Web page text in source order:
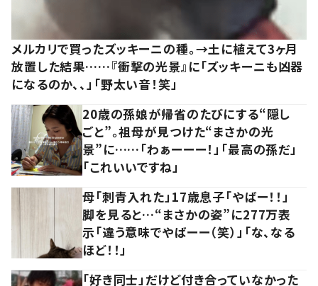
メルカリで買ったズッキーニの種。→土に植えて3ヶ月
放置した結果……『衝撃の光景』に「ズッキーニも凶器
になるのか、、」「野太い音！笑」
20歳の孫娘が帰省のたびにする“隠し
ごと”。祖母が見つけた“まさかの光
景”に……「わぁーーー！」「最高の孫だ」
「これいいですね」
母「刺青入れた」17歳息子「やばー！！」
脚を見ると…“まさかの姿”に277万表
示「違う意味でやばーー（笑）」「な、なる
ほど！！」
「好き同士」だけど付き合っていなかった